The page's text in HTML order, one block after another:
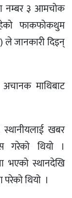
नम्बर ३ आमचोक
फाकफोकथुम
ले जानकारी दिइन्
माथिबाट
खबर
गरेको थियो ।
भएको स्थानदेखि
थियो ।